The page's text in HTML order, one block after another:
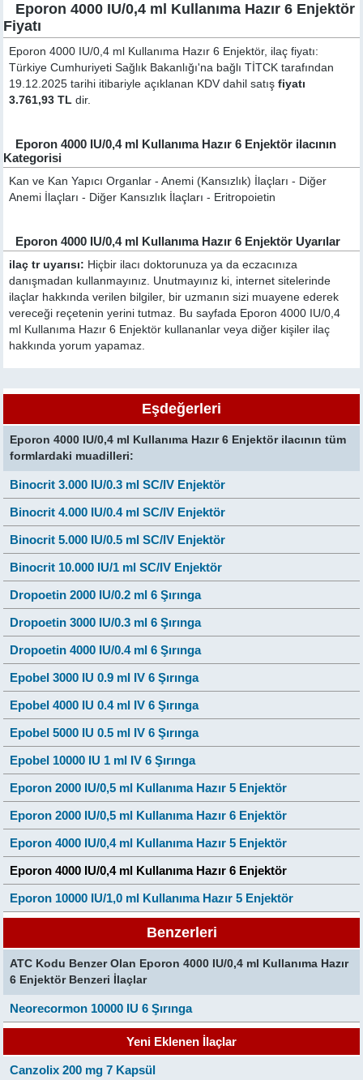
Eporon 4000 IU/0,4 ml Kullanıma Hazır 6 Enjektör
Fiyatı
Eporon 4000 IU/0,4 ml Kullanıma Hazır 6 Enjektör, ilaç fiyatı:
Türkiye Cumhuriyeti Sağlık Bakanlığı'na bağlı TİTCK tarafından
19.12.2025 tarihi itibariyle açıklanan KDV dahil satışfiyatı
3.761,93 TL dir.
Eporon 4000 IU/0,4 ml Kullanıma Hazır 6 Enjektör ilacının
Kategorisi
Kan ve Kan Yapıcı Organlar - Anemi (Kansızlık) İlaçları - Diğer
Anemi İlaçları - Diğer Kansızlık İlaçları - Eritropoietin
Eporon 4000 IU/0,4 ml Kullanıma Hazır 6 Enjektör Uyarılar
ilaç tr uyarısı: Hiçbir ilacı doktorunuza ya da eczacınıza
danışmadan kullanmayınız. Unutmayınız ki, internet sitelerinde
ilaçlar hakkında verilen bilgiler, bir uzmanın sizi muayene ederek
vereceği reçetenin yerini tutmaz. Bu sayfada Eporon 4000 IU/0,4
ml Kullanıma Hazır 6 Enjektör kullananlar veya diğer kişiler ilaç
hakkında yorum yapamaz.
Eşdeğerleri
Eporon 4000 IU/0,4 ml Kullanıma Hazır 6 Enjektör ilacının tüm
formlardaki muadilleri:
Binocrit 3.000 IU/0.3 ml SC/IV Enjektör
Binocrit 4.000 IU/0.4 ml SC/IV Enjektör
Binocrit 5.000 IU/0.5 ml SC/IV Enjektör
Binocrit 10.000 IU/1 ml SC/IV Enjektör
Dropoetin 2000 IU/0.2 ml 6 Şırınga
Dropoetin 3000 IU/0.3 ml 6 Şırınga
Dropoetin 4000 IU/0.4 ml 6 Şırınga
Epobel 3000 IU 0.9 ml IV 6 Şırınga
Epobel 4000 IU 0.4 ml IV 6 Şırınga
Epobel 5000 IU 0.5 ml IV 6 Şırınga
Epobel 10000 IU 1 ml IV 6 Şırınga
Eporon 2000 IU/0,5 ml Kullanıma Hazır 5 Enjektör
Eporon 2000 IU/0,5 ml Kullanıma Hazır 6 Enjektör
Eporon 4000 IU/0,4 ml Kullanıma Hazır 5 Enjektör
Eporon 4000 IU/0,4 ml Kullanıma Hazır 6 Enjektör
Eporon 10000 IU/1,0 ml Kullanıma Hazır 5 Enjektör
Benzerleri
ATC Kodu Benzer Olan Eporon 4000 IU/0,4 ml Kullanıma Hazır
6 Enjektör Benzeri İlaçlar
Neorecormon 10000 IU 6 Şırınga
Yeni Eklenen İlaçlar
Canzolix 200 mg 7 Kapsül